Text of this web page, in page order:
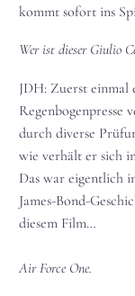
kommt sofort ins
Wer ist dieser Giulio
JDH: Zuerst einmal
Regenbogenpresse
durch diverse
wie verhält er sich
Das war eigentlich
James-Bond-
diesem Film…
Air Force One.